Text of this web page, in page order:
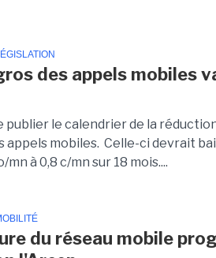
des appels mobiles
publier le calendrier de la
appels mobiles. Celle-ci devrait
à 0,8 c/mn sur 18 mois....
du réseau mobile